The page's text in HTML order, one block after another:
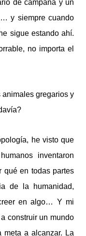
de campaña y un
y siempre cuando
sigue estando ahí.
no importa el
gregarios y
he visto que
inventaron
qué en todas partes
de la humanidad,
en algo… Y mi
construir un mundo
meta a alcanzar. La